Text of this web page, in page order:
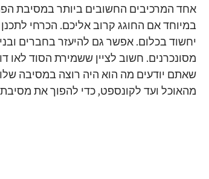
אחד המרכיבים החשובים ביותר במסיבת
במיוחד אם החוגג קרוב אליכם. הכרחי
יחשוד בכלום. אפשר גם להיעזר בחברים
מסונכרנים. חשוב לציין ששמירת הסוד לאו
שאתם יודעים מה הוא היה רוצה במסיבה
מהאוכל ועד לקונספט, כדי להפוך את